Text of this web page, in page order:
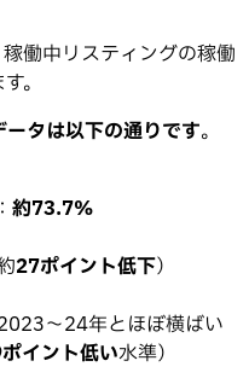
働中リスティングの稼働
。
タは以下の通りです。
約73.7%
27ポイント低下）
2023〜24年とほぼ横ばい
イント低い水準）